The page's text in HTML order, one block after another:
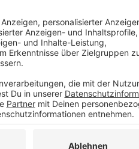
Weitere Infos und Links
Anzeige
"Dein Baum" - Aktion der
Von "GaLa"-Bauern